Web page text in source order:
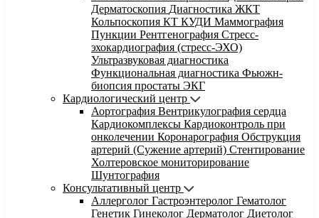
Дерматоскопия Диагностика ЖКТ
Кольпоскопия КТ КУДИ Маммография
Пункции Рентгенография Стресс-
эхокардиография (стресс-ЭХО)
Ультразвуковая диагностика
Функциональная диагностика Фьюжн-
биопсия простаты ЭКГ
Кардиологический центр
Аортография Вентрикулография сердца
Кардиокомплексы Кардиоконтроль при
онколечении Коронарография Обструкция
артерий (Сужение артерий) Стентирование
Холтеровское мониторирование
Шунтография
Консультативный центр
Аллерголог Гастроэнтеролог Гематолог
Генетик Гинеколог Дерматолог Диетолог